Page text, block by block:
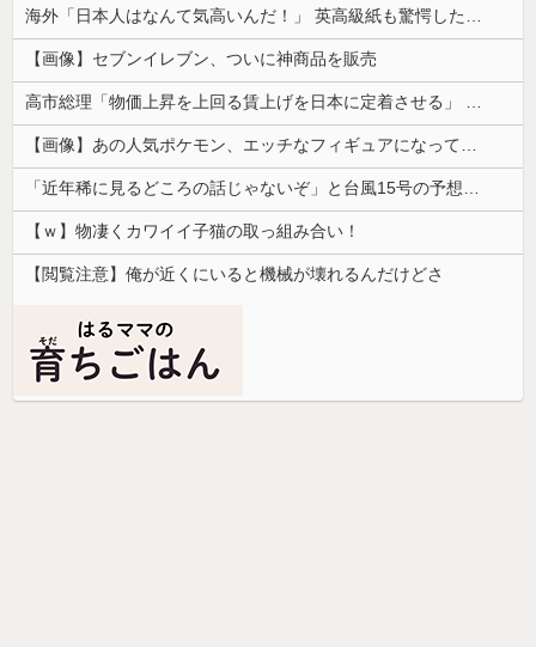
海外「日本人はなんて気高いんだ！」 英高級紙も驚愕した極限の中の日本人の姿に世界が衝撃
【画像】セブンイレブン、ついに神商品を販売
高市総理「物価上昇を上回る賃上げを日本に定着させる」 →国家公務員月給3.51％増へ 人事院の勧告を受け
【画像】あの人気ポケモン、エッチなフィギュアになってしまう
「近年稀に見るどころの話じゃないぞ」と台風15号の予想進路に困惑する人が多数、偏西風が全く通用していないんだけど……
【ｗ】物凄くカワイイ子猫の取っ組み合い！
【閲覧注意】俺が近くにいると機械が壊れるんだけどさ